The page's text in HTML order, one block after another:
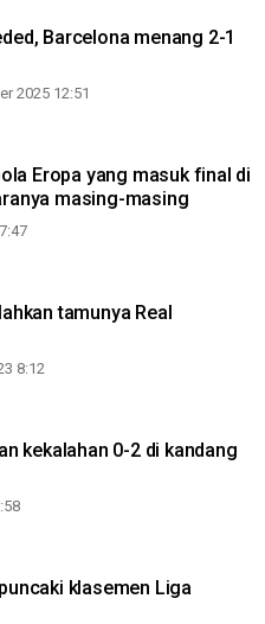
Barcelona menang 2-1
2025 12:51
Eropa yang masuk final di
masing-masing
tamunya Real
8:12
kekalahan 0-2 di kandang
klasemen Liga